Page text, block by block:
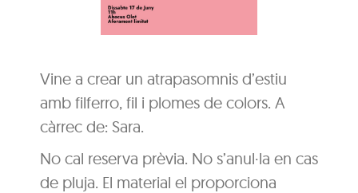
Vine a crear un atrapasomnis d’estiu
amb filferro, fil i plomes de colors. A
càrrec de: Sara.
No cal reserva prèvia. No s’anul·la en cas
de pluja. El material el proporciona